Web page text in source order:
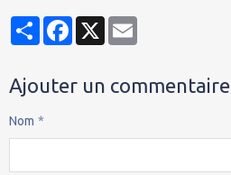
PartagerFacebook
X
Ajouter un commentaire
Nom